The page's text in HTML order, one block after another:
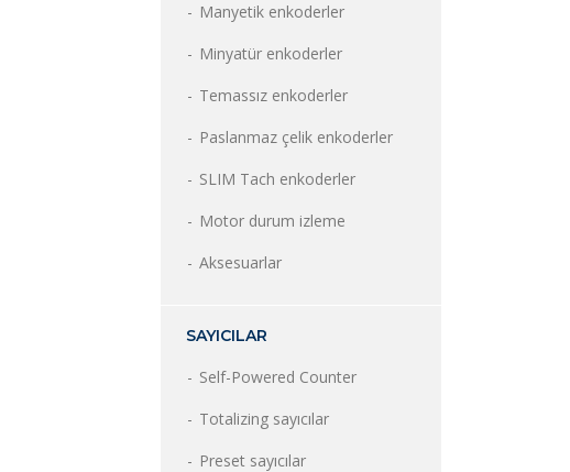
Manyetik enkoderler
Minyatür enkoderler
Temassız enkoderler
Paslanmaz çelik enkoderler
SLIM Tach enkoderler
Motor durum izleme
Aksesuarlar
SAYICILAR
Self-Powered Counter
Totalizing sayıcılar
Preset sayıcılar